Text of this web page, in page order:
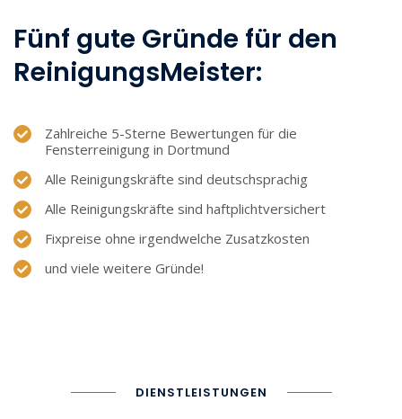
Fünf gute Gründe für den
ReinigungsMeister:
Zahlreiche 5-Sterne Bewertungen für die
Fensterreinigung in Dortmund
Alle Reinigungskräfte sind deutschsprachig
Alle Reinigungskräfte sind haftplichtversichert
Fixpreise ohne irgendwelche Zusatzkosten
und viele weitere Gründe!
DIENSTLEISTUNGEN